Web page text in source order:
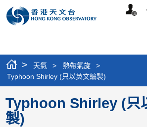
個
> 天氣 > 熱帶氣旋
>
Typhoon Shirley (只以英文編製)
Typhoon Shirley (只
製)